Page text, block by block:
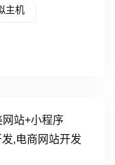
主机
站+小程序
,电商网站开发